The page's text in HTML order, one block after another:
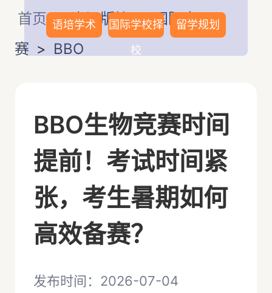
语培学术
国际学校择
校
留学规划
首页>资讯版块>国际竞
赛 > BBO
BBO生物竞赛时间
提前！考试时间紧
张，考生暑期如何
高效备赛？
发布时间：2026-07-04